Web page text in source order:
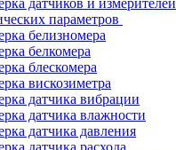
датчиков и измерителей
параметров
белизномера
белкомера
блескомера
вискозиметра
датчика вибрации
датчика влажности
датчика давления
датчика расхода